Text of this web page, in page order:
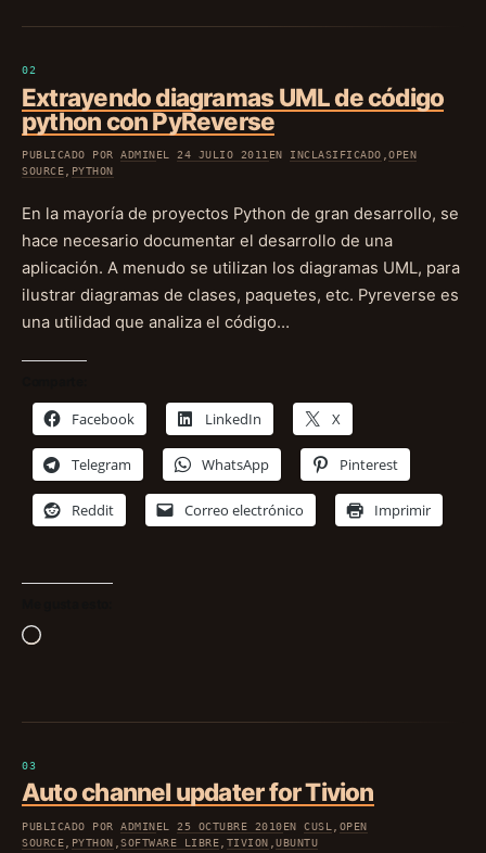
Extrayendo diagramas UML de código
python con PyReverse
PUBLICADO PORADMINEL24 JULIO 2011 EN INCLASIFICADO ,OPEN
SOURCE
PYTHON
En la mayoría de proyectos Python de gran desarrollo, se
hace necesario documentar el desarrollo de una
aplicación. A menudo se utilizan los diagramas UML, para
ilustrar diagramas de clases, paquetes, etc. Pyreverse es
una utilidad que analiza el código…
Facebook LinkedIn X
Telegram WhatsApp Pinterest
Reddit Correo electrónico Imprimir
Cargando...
Auto channel updater for Tivion
PUBLICADO PORADMINEL25 OCTUBRE 2010ENCUSL
OPEN
SOURCE
PYTHON ,SOFTWARE LIBRE TIVION ,UBUNTU